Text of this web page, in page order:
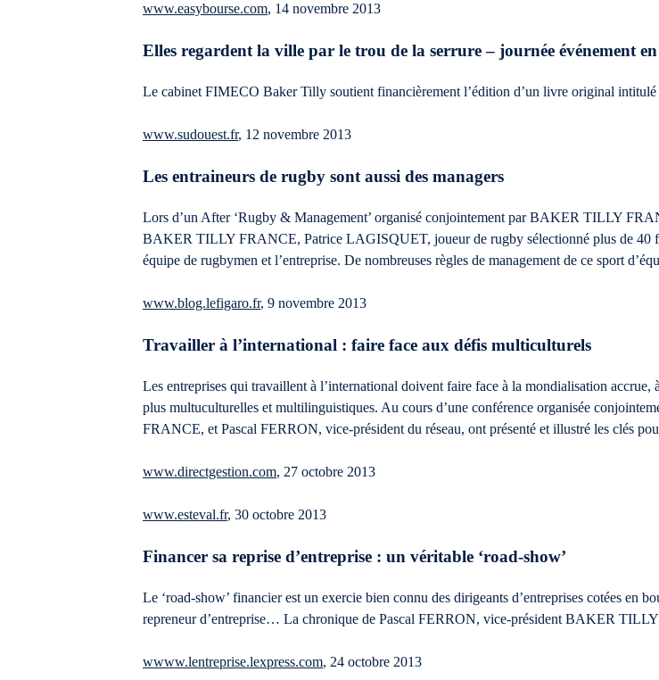
www.easybourse.com, 14 novembre 2013
Elles regardent la ville par le trou de la serrure – journée événement
Le cabinet FIMECO Baker Tilly soutient financièrement l’édition d’un livre original intitulé
www.sudouest.fr, 12 novembre 2013
Les entraineurs de rugby sont aussi des managers
Lors d’un After ‘Rugby & Management’ organisé conjointement par BAKER TILLY
BAKER TILLY FRANCE, Patrice LAGISQUET, joueur de rugby sélectionné plus de 40
équipe de rugbymen et l’entreprise. De nombreuses règles de management de ce sport
www.blog.lefigaro.fr, 9 novembre 2013
Travailler à l’international : faire face aux défis multiculturels
Les entreprises qui travaillent à l’international doivent faire face à la mondialisation
plus multuculturelles et multilinguistiques. Au cours d’une conférence organisée
FRANCE, et Pascal FERRON, vice-président du réseau, ont présenté et illustré les clés
www.directgestion.com, 27 octobre 2013
www.esteval.fr, 30 octobre 2013
Financer sa reprise d’entreprise : un véritable ‘road-show’
Le ‘road-show’ financier est un exercie bien connu des dirigeants d’entreprises cotées en
repreneur d’entreprise… La chronique de Pascal FERRON, vice-président BAKER
wwww.lentreprise.lexpress.com, 24 octobre 2013